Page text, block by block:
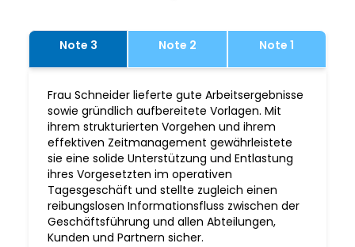
Note 3 Note 2 Note 1
Frau Schneider lieferte gute Arbeitsergebnisse
sowie gründlich aufbereitete Vorlagen. Mit
ihrem strukturierten Vorgehen und ihrem
effektiven Zeitmanagement gewährleistete
sie eine solide Unterstützung und Entlastung
ihres Vorgesetzten im operativen
Tagesgeschäft und stellte zugleich einen
reibungslosen Informationsfluss zwischen der
Geschäftsführung und allen Abteilungen,
Kunden und Partnern sicher.